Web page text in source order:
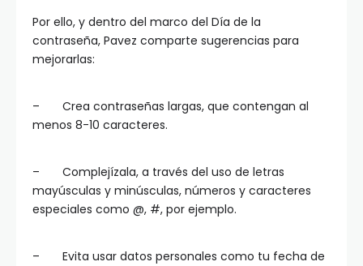
Por ello, y dentro del marco del Día de la
contraseña, Pavez comparte sugerencias para
mejorarlas:
– Crea contraseñas largas, que contengan al
menos 8-10 caracteres.
– Complejízala, a través del uso de letras
mayúsculas y minúsculas, números y caracteres
especiales como @, #, por ejemplo.
– Evita usar datos personales como tu fecha de